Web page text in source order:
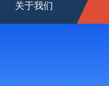
关于我们